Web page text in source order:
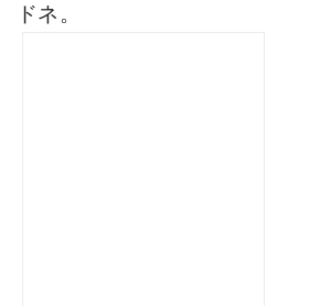
ドネ。